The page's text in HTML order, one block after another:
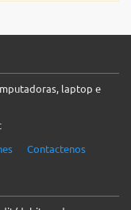
laptop e
Contactenos